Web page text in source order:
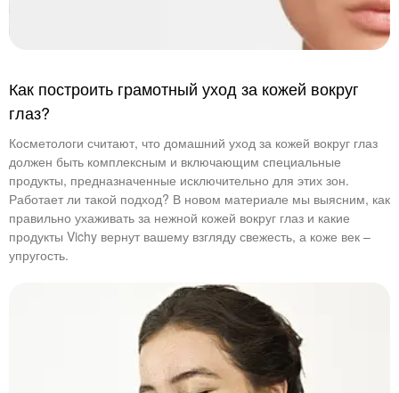
Как построить грамотный уход за кожей вокруг
глаз?
Косметологи считают, что домашний уход за кожей вокруг глаз
должен быть комплексным и включающим специальные
продукты, предназначенные исключительно для этих зон.
Работает ли такой подход? В новом материале мы выясним, как
правильно ухаживать за нежной кожей вокруг глаз и какие
продукты Vichy вернут вашему взгляду свежесть, а коже век –
упругость.